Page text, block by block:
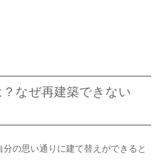
なぜ再建築できない
の思い通りに建て替えができると